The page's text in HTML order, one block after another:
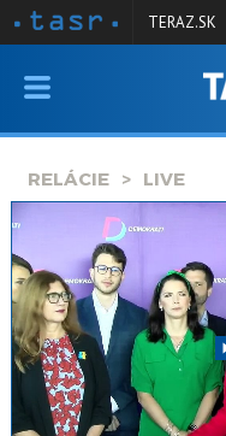
VYSIELANIE
SPRAVODAJSTVO
KONTAKT
ARCHÍV
TERAZ.SK
RELÁCIE LIVE